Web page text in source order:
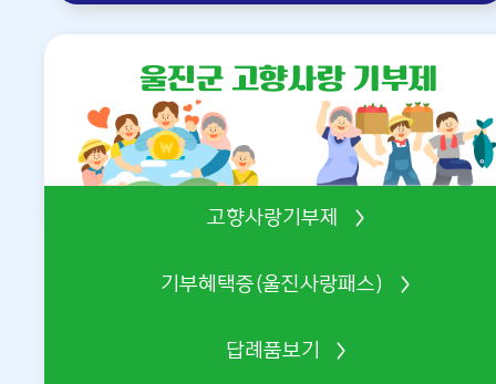
울진군 고향사랑 기부제
고향사랑기부제
기부혜택증(울진사랑패스)
답례품보기